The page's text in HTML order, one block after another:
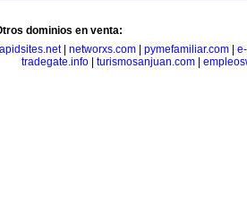
dominios en venta:
| networxs.com| pymefamiliar.com|
tradegate.info| turismosanjuan.com|